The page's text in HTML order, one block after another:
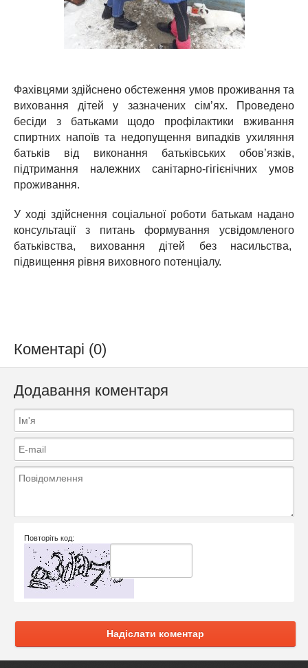
Фахівцями здійснено обстеження умов проживання та
виховання дітей у зазначених сім’ях. Проведено
бесіди з батьками щодо профілактики вживання
спиртних напоїв та недопущення випадків ухиляння
батьків від виконання батьківських обов’язків,
підтримання належних санітарно-гігієнічних умов
проживання.
У ході здійснення соціальної роботи батькам надано
консультації з питань формування усвідомленого
батьківства, виховання дітей без насильства,
підвищення рівня виховного потенціалу.
Коментарі (0)
Додавання коментаря
Повторіть код:
Надіслати коментар